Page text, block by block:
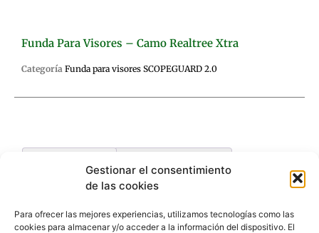
Gestionar el consentimiento
de las cookies
Para ofrecer las mejores experiencias, utilizamos tecnologías como las
cookies para almacenar y/o acceder a la información del dispositivo. El
Funda Para Visores – Camo Realtree Xtra
Categoría Funda para visores SCOPEGUARD 2.0
Descripción Valoraciones (0)
Descripción